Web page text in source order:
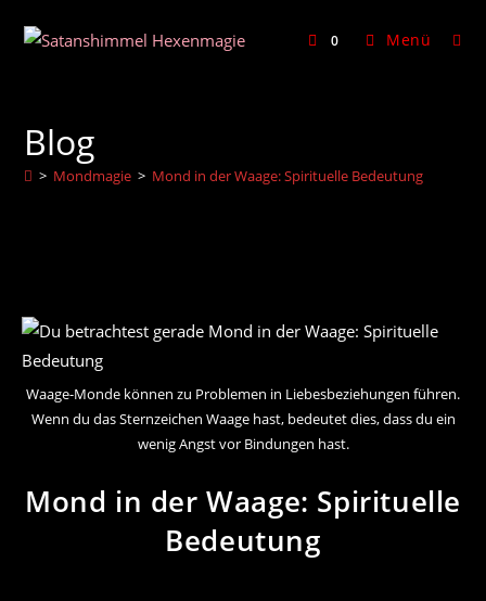
Inhalt
0 Menü
Blog
> Mondmagie > Mond in der Waage: Spirituelle Bedeutung
Waage-Monde können zu Problemen in Liebesbeziehungen führen.
Wenn du das Sternzeichen Waage hast, bedeutet dies, dass du ein
wenig Angst vor Bindungen hast.
Mond in der Waage: Spirituelle
Bedeutung